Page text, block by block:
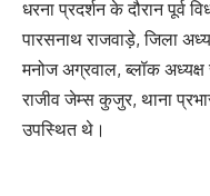
धरना प्रदर्शन के दौरान पूर्व
पारसनाथ राजवाड़े, जिला
मनोज अग्रवाल, ब्लॉक
राजीव जेम्स कुजुर, थाना
उपस्थित थे।